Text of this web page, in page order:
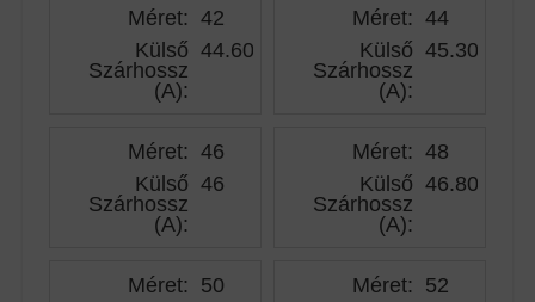
Méret: 42
Külső
Szárhossz
(A):
44.60
Méret: 44
Külső
Szárhossz
(A):
45.30
Méret: 46
Külső
Szárhossz
(A):
46
Méret: 48
Külső
Szárhossz
(A):
46.80
Méret: 50
Méret: 52